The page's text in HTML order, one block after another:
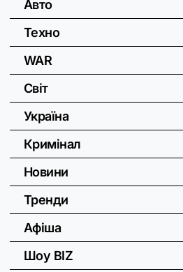
Авто
Техно
WAR
Світ
Україна
Кримінал
Новини
Тренди
Афіша
Шоу BIZ